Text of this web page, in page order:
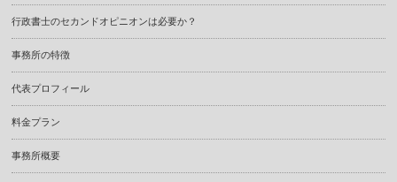
行政書士のセカンドオピニオンは必要か？
事務所の特徴
代表プロフィール
料金プラン
事務所概要